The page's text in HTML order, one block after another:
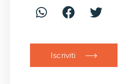
Iscriviti